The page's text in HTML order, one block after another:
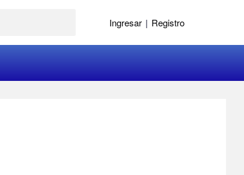
Ingresar | Registro